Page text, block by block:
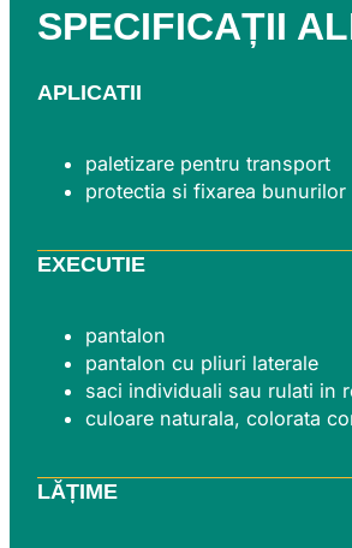
SPECIFICAȚII
APLICATII
paletizare pentru transport
protectia si fixarea
EXECUTIE
pantalon
pantalon cu pliuri laterale
saci individuali sau rulati in
culoare naturala, colorata
LĂȚIME